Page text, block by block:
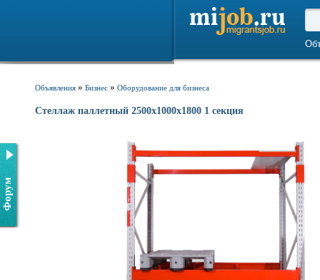
Форум
Объявления » Бизнес » Оборудование для бизнеса
Стеллаж паллетный 2500х1000х1800 1 секция